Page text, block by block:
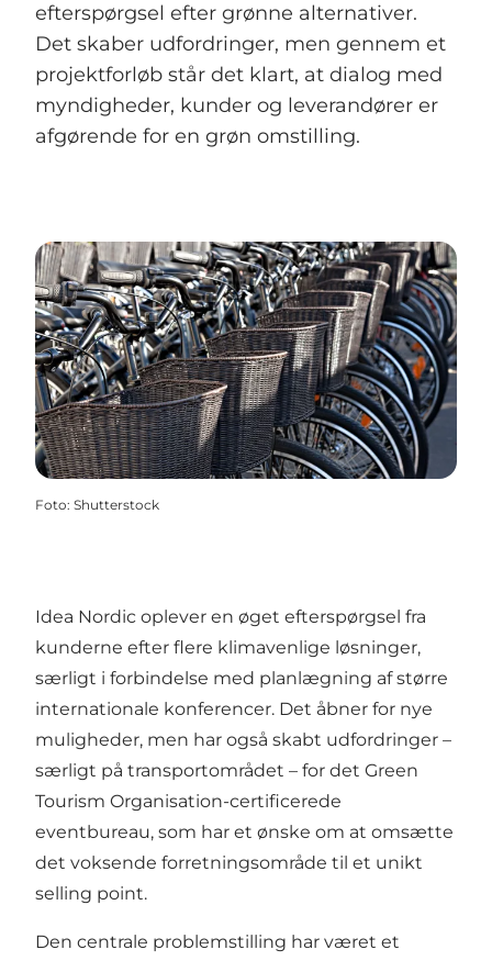
efterspørgsel efter grønne alternativer.
Det skaber udfordringer, men gennem et
projektforløb står det klart, at dialog med
myndigheder, kunder og leverandører er
afgørende for en grøn omstilling.
Foto: Shutterstock
Idea Nordic oplever en øget efterspørgsel fra
kunderne efter flere klimavenlige løsninger,
særligt i forbindelse med planlægning af større
internationale konferencer. Det åbner for nye
muligheder, men har også skabt udfordringer –
særligt på transportområdet – for det Green
Tourism Organisation-certificerede
eventbureau, som har et ønske om at omsætte
det voksende forretningsområde til et unikt
selling point.
Den centrale problemstilling har været et